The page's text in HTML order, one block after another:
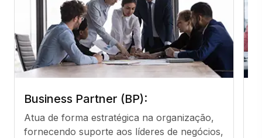
Business Partner (BP):
Atua de forma estratégica na organização,
fornecendo suporte aos líderes de negócios,